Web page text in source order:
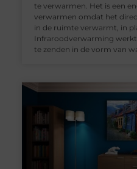
te verwarmen. Het is een
verwarmen omdat het
in de ruimte verwarmt, in
Infraroodverwarming
te zenden in de vorm van